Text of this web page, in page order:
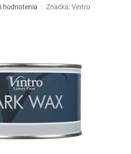
hodnotenia Značka:Vintro